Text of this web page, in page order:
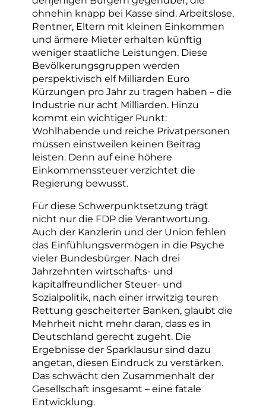
ohnehin knapp bei Kasse sind. Arbeitslose,
Rentner, Eltern mit kleinen Einkommen
und ärmere Mieter erhalten künftig
weniger staatliche Leistungen. Diese
Bevölkerungsgruppen werden
perspektivisch elf Milliarden Euro
Kürzungen pro Jahr zu tragen haben – die
Industrie nur acht Milliarden. Hinzu
kommt ein wichtiger Punkt:
Wohlhabende und reiche Privatpersonen
müssen einstweilen keinen Beitrag
leisten. Denn auf eine höhere
Einkommenssteuer verzichtet die
Regierung bewusst.
Für diese Schwerpunktsetzung trägt
nicht nur die FDP die Verantwortung.
Auch der Kanzlerin und der Union fehlen
das Einfühlungsvermögen in die Psyche
vieler Bundesbürger. Nach drei
Jahrzehnten wirtschafts- und
kapitalfreundlicher Steuer- und
Sozialpolitik, nach einer irrwitzig teuren
Rettung gescheiterter Banken, glaubt die
Mehrheit nicht mehr daran, dass es in
Deutschland gerecht zugeht. Die
Ergebnisse der Sparklausur sind dazu
angetan, diesen Eindruck zu verstärken.
Das schwächt den Zusammenhalt der
Gesellschaft insgesamt – eine fatale
Entwicklung.